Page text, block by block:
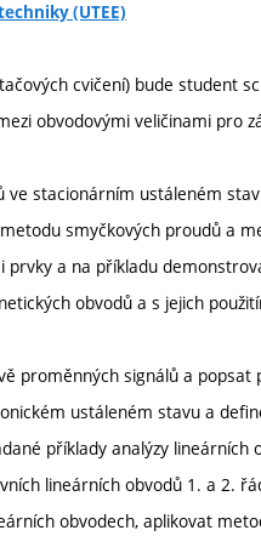
(UTEE)
cvičení) bude student
obvodovými veličinami pro
ve stacionárním ustáleném
smyčkových proudů a
prvky a na příkladu
obvodů a s jejich
proměnných signálů a popsat
ustáleném stavu a
příklady analýzy
lineárních obvodů 1. a 2.
obvodech, aplikovat